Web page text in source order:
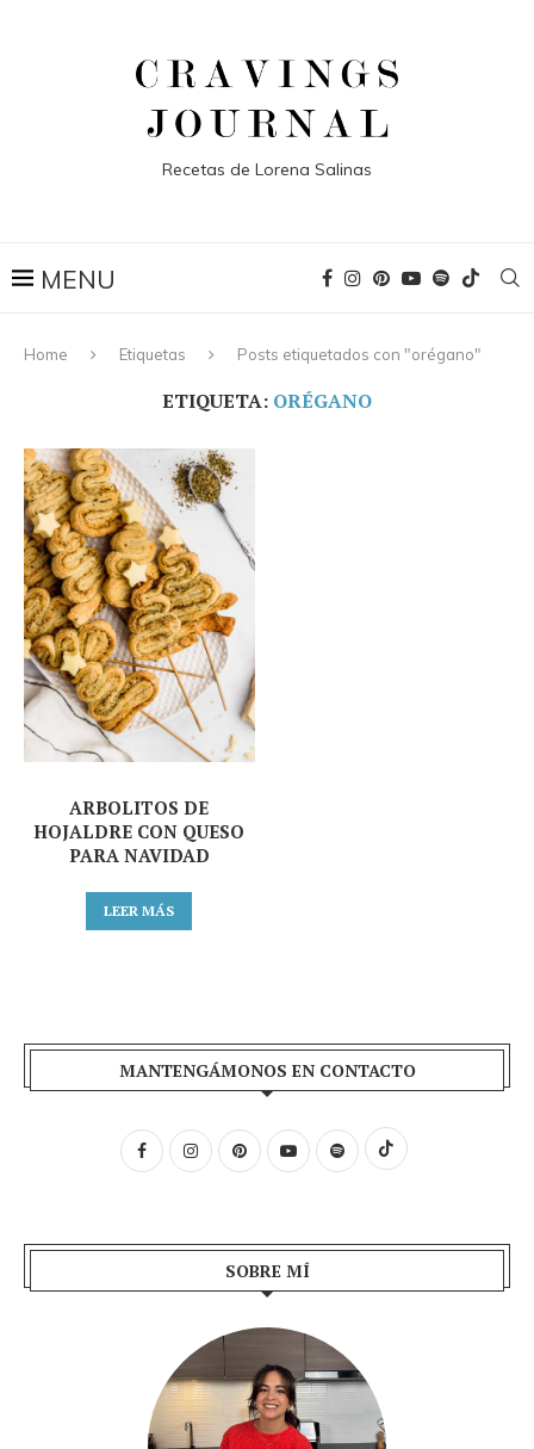
Recetas de Lorena Salinas
Home Etiquetas Posts etiquetados con "orégano"
ETIQUETA: ORÉGANO
ARBOLITOS DE
HOJALDRE CON QUESO
PARA NAVIDAD
LEER MÁS
MANTENGÁMONOS EN CONTACTO
SOBRE MÍ